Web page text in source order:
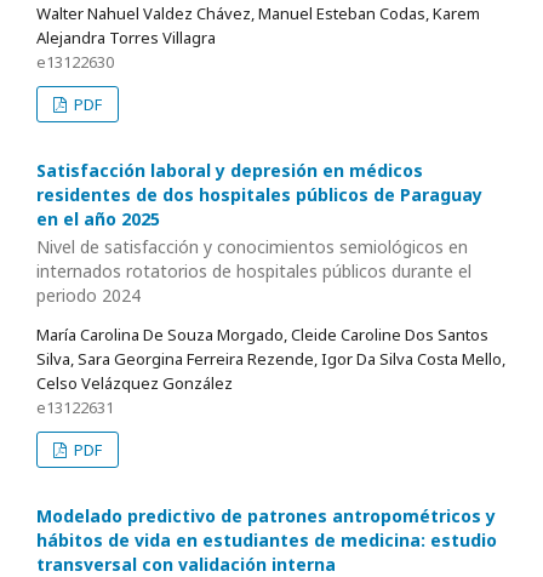
Walter Nahuel Valdez Chávez, Manuel Esteban Codas, Karem
Alejandra Torres Villagra
e13122630
PDF
Satisfacción laboral y depresión en médicos
residentes de dos hospitales públicos de Paraguay
en el año 2025
Nivel de satisfacción y conocimientos semiológicos en
internados rotatorios de hospitales públicos durante el
periodo 2024
María Carolina De Souza Morgado, Cleide Caroline Dos Santos
Silva, Sara Georgina Ferreira Rezende, Igor Da Silva Costa Mello,
Celso Velázquez González
e13122631
PDF
Modelado predictivo de patrones antropométricos y
hábitos de vida en estudiantes de medicina: estudio
transversal con validación interna